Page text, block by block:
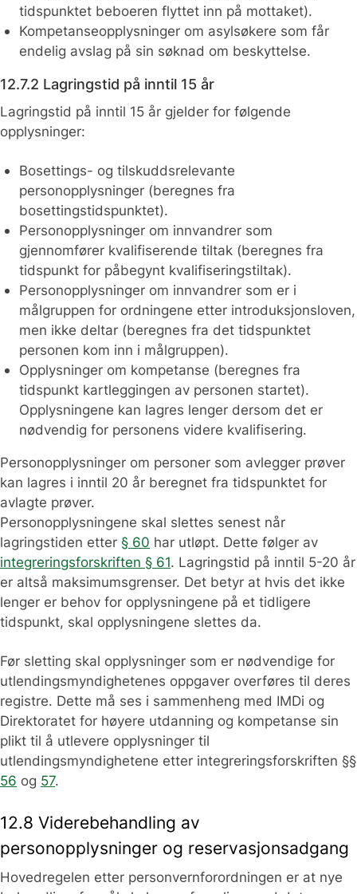
tidspunktet beboeren flyttet inn på mottaket).
Kompetanseopplysninger om asylsøkere som får
endelig avslag på sin søknad om beskyttelse.
12.7.2 Lagringstid på inntil 15 år
Lagringstid på inntil 15 år gjelder for følgende
opplysninger:
Bosettings- og tilskuddsrelevante
personopplysninger (beregnes fra
bosettingstidspunktet).
Personopplysninger om innvandrer som
gjennomfører kvalifiserende tiltak (beregnes fra
tidspunkt for påbegynt kvalifiseringstiltak).
Personopplysninger om innvandrer som er i
målgruppen for ordningene etter introduksjonsloven,
men ikke deltar (beregnes fra det tidspunktet
personen kom inn i målgruppen).
Opplysninger om kompetanse (beregnes fra
tidspunkt kartleggingen av personen startet).
Opplysningene kan lagres lenger dersom det er
nødvendig for personens videre kvalifisering.
Personopplysninger om personer som avlegger prøver
kan lagres i inntil 20 år beregnet fra tidspunktet for
avlagte prøver.
Personopplysningene skal slettes senest når
lagringstiden etter § 60 har utløpt. Dette følger av
integreringsforskriften § 61. Lagringstid på inntil 5-20 år
er altså maksimumsgrenser. Det betyr at hvis det ikke
lenger er behov for opplysningene på et tidligere
tidspunkt, skal opplysningene slettes da.
Før sletting skal opplysninger som er nødvendige for
utlendingsmyndighetenes oppgaver overføres til deres
registre. Dette må ses i sammenheng med IMDi og
Direktoratet for høyere utdanning og kompetanse sin
plikt til å utlevere opplysninger til
utlendingsmyndighetene etter integreringsforskriften §§
56 og 57.
12.8 Viderebehandling av
personopplysninger og reservasjonsadgang
Hovedregelen etter personvernforordningen er at nye